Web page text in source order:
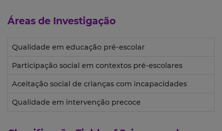
Áreas de Investigação
Qualidade em educação pré-escolar
Participação social em contextos pré-escolares
Aceitação social de crianças com incapacidades
Qualidade em intervenção precoce